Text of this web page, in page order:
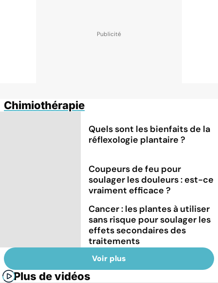
Chimiothérapie
Quels sont les bienfaits de la
réflexologie plantaire ?
Coupeurs de feu pour
soulager les douleurs : est-ce
vraiment efficace ?
Cancer : les plantes à utiliser
sans risque pour soulager les
effets secondaires des
traitements
Voir plus
Plus de vidéos